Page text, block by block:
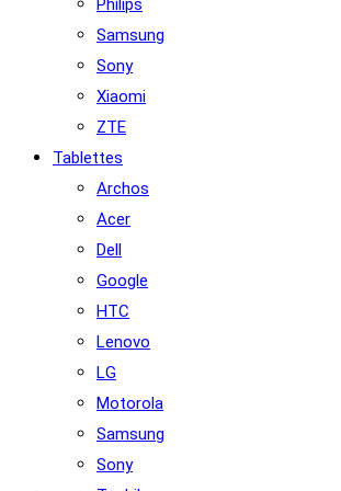
Philips
Samsung
Sony
Xiaomi
ZTE
Tablettes
Archos
Acer
Dell
Google
HTC
Lenovo
LG
Motorola
Samsung
Sony